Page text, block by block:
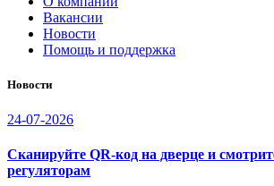
Вакансии
Новости
Помощь и поддержка
Новости
24-07-2026
Сканируйте QR-код на дверце и
регуляторам